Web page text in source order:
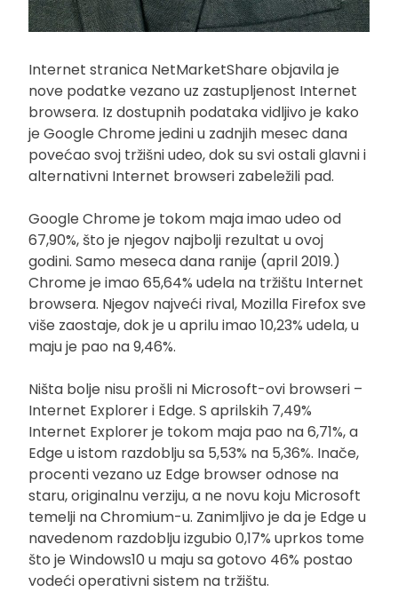
Internet stranica NetMarketShare objavila je
nove podatke vezano uz zastupljenost Internet
browsera. Iz dostupnih podataka vidljivo je kako
je Google Chrome jedini u zadnjih mesec dana
povećao svoj tržišni udeo, dok su svi ostali glavni i
alternativni Internet browseri zabeležili pad.
Google Chrome je tokom maja imao udeo od
67,90%, što je njegov najbolji rezultat u ovoj
godini. Samo meseca dana ranije (april 2019.)
Chrome je imao 65,64% udela na tržištu Internet
browsera. Njegov najveći rival, Mozilla Firefox sve
više zaostaje, dok je u aprilu imao 10,23% udela, u
maju je pao na 9,46%.
Ništa bolje nisu prošli ni Microsoft-ovi browseri –
Internet Explorer i Edge. S aprilskih 7,49%
Internet Explorer je tokom maja pao na 6,71%, a
Edge u istom razdoblju sa 5,53% na 5,36%. Inače,
procenti vezano uz Edge browser odnose na
staru, originalnu verziju, a ne novu koju Microsoft
temelji na Chromium-u. Zanimljivo je da je Edge u
navedenom razdoblju izgubio 0,17% uprkos tome
što je Windows10 u maju sa gotovo 46% postao
vodeći operativni sistem na tržištu.